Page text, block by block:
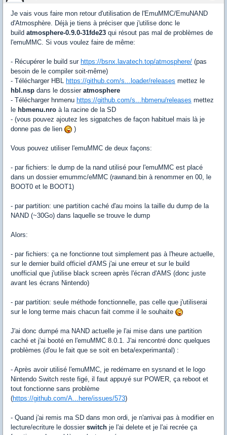
Je vais vous faire mon retour d'utilisation de l'EmuMMC/EmuNAND
d'Atmosphère. Déjà je tiens à préciser que j'utilise donc le
build atmosphere-0.9.0-31fde23 qui résout pas mal de problèmes de
l'emuMMC. Si vous voulez faire de même:
- Récupérer le build sur https://bsnx.lavatech.top/atmosphere/ (pas
besoin de le compiler soit-même)
- Télécharger HBL https://github.com/s...loader/releases mettez le
hbl.nsp dans le dossier atmosphere
- Télécharger hnmenu https://github.com/s...hbmenu/releases mettez
le hbmenu.nro à la racine de la SD
- (vous pouvez ajoutez les sigpatches de façon habituel mais là je
donne pas de lien
)
Vous pouvez utiliser l'emuMMC de deux façons:
- par fichiers: le dump de la nand utilisé pour l'emuMMC est placé
dans un dossier emummc/eMMC (rawnand.bin à renommer en 00, le
BOOT0 et le BOOT1)
- par partition: une partition caché d'au moins la taille du dump de la
NAND (~30Go) dans laquelle se trouve le dump
Alors:
- par fichiers: ça ne fonctionne tout simplement pas à l'heure actuelle,
sur le dernier build officiel d'AMS j'ai une erreur et sur le build
unofficial que j'utilise black screen après l'écran d'AMS (donc juste
avant les écrans Nintendo)
- par partition: seule méthode fonctionnelle, pas celle que j'utiliserai
sur le long terme mais chacun fait comme il le souhaite
J'ai donc dumpé ma NAND actuelle je l'ai mise dans une partition
caché et j'ai booté en l'emuMMC 8.0.1. J'ai rencontré donc quelques
problèmes (d'ou le fait que se soit en beta/experimantal) :
- Après avoir utilisé l'emuMMC, je redémarre en sysnand et le logo
Nintendo Switch reste figé, il faut appuyé sur POWER, ça reboot et
tout fonctionne sans problème
(https://github.com/A...here/issues/573)
- Quand j'ai remis ma SD dans mon ordi, je n'arrivai pas à modifier en
lecture/ecriture le dossier switch je l'ai delete et je l'ai recrée ça